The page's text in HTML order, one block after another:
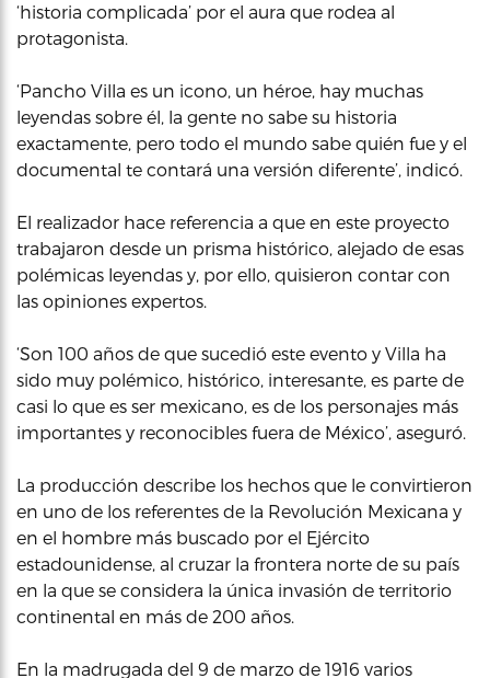
‘historia complicada’ por el aura que rodea al
protagonista.
‘Pancho Villa es un icono, un héroe, hay muchas
leyendas sobre él, la gente no sabe su historia
exactamente, pero todo el mundo sabe quién fue y el
documental te contará una versión diferente’, indicó.
El realizador hace referencia a que en este proyecto
trabajaron desde un prisma histórico, alejado de esas
polémicas leyendas y, por ello, quisieron contar con
las opiniones expertos.
‘Son 100 años de que sucedió este evento y Villa ha
sido muy polémico, histórico, interesante, es parte de
casi lo que es ser mexicano, es de los personajes más
importantes y reconocibles fuera de México’, aseguró.
La producción describe los hechos que le convirtieron
en uno de los referentes de la Revolución Mexicana y
en el hombre más buscado por el Ejército
estadounidense, al cruzar la frontera norte de su país
en la que se considera la única invasión de territorio
continental en más de 200 años.
En la madrugada del 9 de marzo de 1916 varios